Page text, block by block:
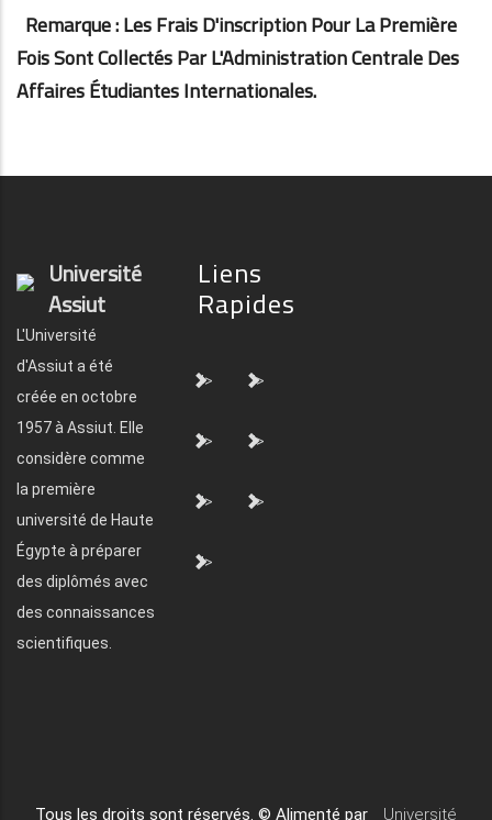
Remarque : Les Frais D'inscription Pour La Première
Fois Sont Collectés Par L'Administration Centrale Des
Affaires Étudiantes Internationales.
Université
Assiut
L'Université
d'Assiut a été
créée en octobre
1957 à Assiut. Elle
considère comme
la première
université de Haute
Égypte à préparer
des diplômés avec
des connaissances
scientifiques.
Liens
Rapides
"> ">
"> ">
"> ">
">
Tous les droits sont réservés. © Alimenté par Université